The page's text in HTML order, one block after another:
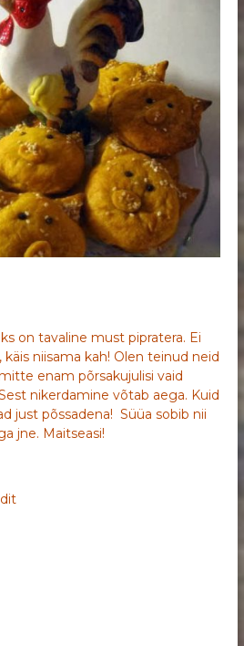
on tavaline must pipratera. Ei
niisama kah! Olen teinud neid
enam põrsakujulisi vaid
nikerdamine võtab aega. Kuid
just põssadena! Süüa sobib nii
jne. Maitseasi!